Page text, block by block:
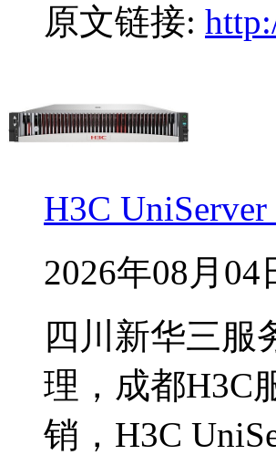
原文链接:
H3C
2026年08月04
四川新华三服
理，成都H3C
销，H3C